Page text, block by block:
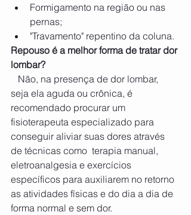
Formigamento na região ou nas
pernas;
"Travamento" repentino da coluna.
Repouso é a melhor forma de tratar dor
lombar?
  Não, na presença de dor lombar,
seja ela aguda ou crônica, é
recomendado procurar um
fisioterapeuta especializado para
conseguir aliviar suas dores através
de técnicas como  terapia manual,
eletroanalgesia e exercícios
específicos para auxiliarem no retorno
as atividades físicas e do dia a dia de
forma normal e sem dor.